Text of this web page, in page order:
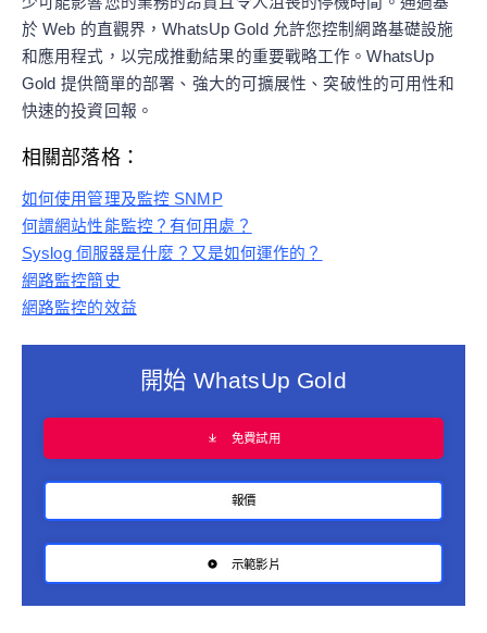
於 Web 的直觀界，WhatsUp Gold 允許您控制網路基礎設施
和應用程式，以完成推動結果的重要戰略工作。WhatsUp
Gold 提供簡單的部署、強大的可擴展性、突破性的可用性和
快速的投資回報。
相關部落格：
如何使用管理及監控 SNMP
何謂網站性能監控？有何用處？
Syslog 伺服器是什麼？又是如何運作的？
網路監控簡史
網路監控的效益
開始 WhatsUp Gold
免費試用
報價
示範影片